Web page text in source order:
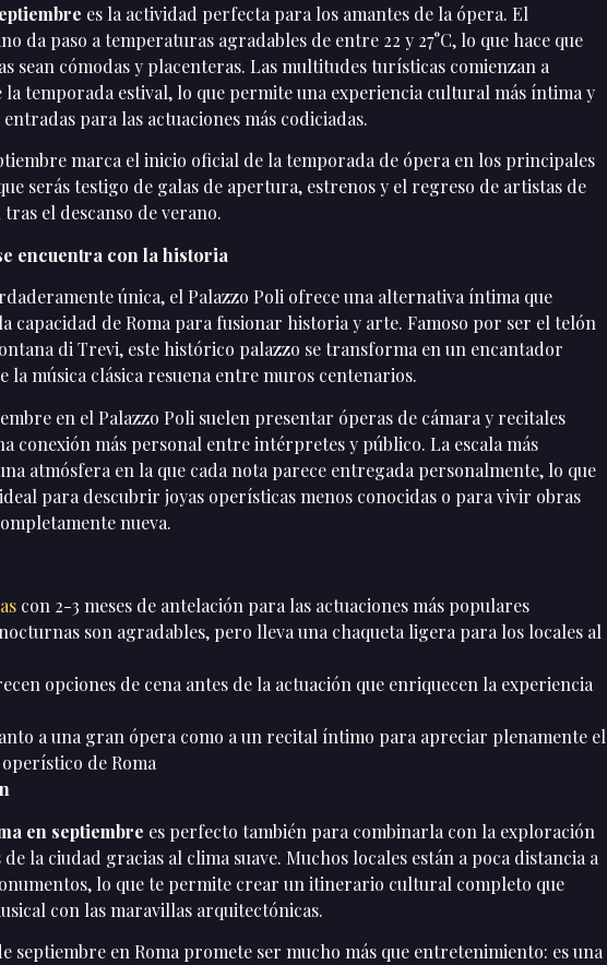
es la actividad perfecta para los amantes de la ópera. El
da paso a temperaturas agradables de entre 22 y 27°C, lo que hace que
sean cómodas y placenteras. Las multitudes turísticas comienzan a
temporada estival, lo que permite una experiencia cultural más íntima y
para las actuaciones más codiciadas.
marca el inicio oficial de la temporada de ópera en los principales
serás testigo de galas de apertura, estrenos y el regreso de artistas de
el descanso de verano.
encuentra con la historia
única, el Palazzo Poli ofrece una alternativa íntima que
capacidad de Roma para fusionar historia y arte. Famoso por ser el telón
di Trevi, este histórico palazzo se transforma en un encantador
la música clásica resuena entre muros centenarios.
en el Palazzo Poli suelen presentar óperas de cámara y recitales
conexión más personal entre intérpretes y público. La escala más
atmósfera en la que cada nota parece entregada personalmente, lo que
para descubrir joyas operísticas menos conocidas o para vivir obras
nueva.
con 2-3 meses de antelación para las actuaciones más populares
son agradables, pero lleva una chaqueta ligera para los locales al
opciones de cena antes de la actuación que enriquecen la experiencia
a una gran ópera como a un recital íntimo para apreciar plenamente el
de Roma
en septiembre es perfecto también para combinarla con la exploración
la ciudad gracias al clima suave. Muchos locales están a poca distancia a
lo que te permite crear un itinerario cultural completo que
con las maravillas arquitectónicas.
septiembre en Roma promete ser mucho más que entretenimiento: es una